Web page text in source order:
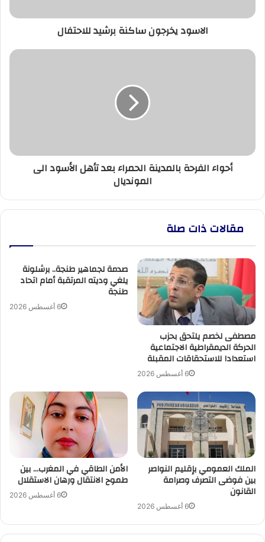
الاسود يخرجون ساكنة برشيد للاحتفال
أحواء
المونديال
أحواء الفرحة بالمدينة الحمراء بعد تأهل الأسود الى
المونديال
مقالات ذات صلة
صدمة لجماهير طنجة.. برشلونة
يلغي وديته المرتقبة أمام اتحاد
طنجة
6 أغسطس 2026
مصطفى لخصم يلتحق بحزب
الحركة الديمقراطية الاجتماعية
استعدادا للاستحقاقات المقبلة
6 أغسطس 2026
الأمن الطاقي في المغرب… بين
طموح الانتقال ورهان الاستقلال
6 أغسطس 2026
الملك العمومي بإقليم النواصر
بين فوضى التصرف وصرامة
القانون
6 أغسطس 2026